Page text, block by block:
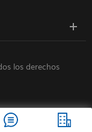
los derechos